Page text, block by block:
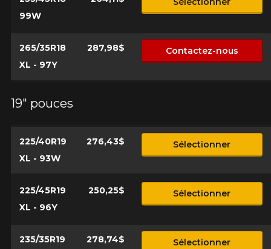
99W
265/35R18
XL - 97Y
287,98$ Contactez-nous
19" pouces
225/40R19
XL - 93W
276,43$ Sélectionner
225/45R19
XL - 96Y
250,25$ Sélectionner
235/35R19
278,74$ Sélectionner